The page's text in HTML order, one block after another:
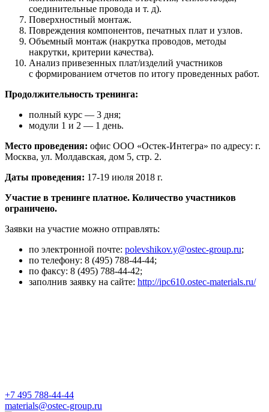
соединительные провода и т. д).
Поверхностный монтаж.
Повреждения компонентов, печатных плат и узлов.
Объемный монтаж (накрутка проводов, методы
накрутки, критерии качества).
Анализ привезенных плат/изделий участников
с формированием отчетов по итогу проведенных работ.
Продолжительность тренинга:
полный курс — 3 дня;
модули 1 и 2 — 1 день.
Место проведения: офис ООО «Остек-Интегра» по адресу: г.
Москва, ул. Молдавская, дом 5, стр. 2.
Даты проведения: 17-19 июля 2018 г.
Участие в тренинге платное. Количество участников
ограничено.
Заявки на участие можно отправлять:
по электронной почте: polevshikov.y@ostec-group.ru;
по телефону: 8 (495) 788-44-44;
по факсу: 8 (495) 788-44-42;
заполнив заявку на сайте: http://ipc610.ostec-materials.ru/
+7 495 788-44-44
materials@ostec-group.ru